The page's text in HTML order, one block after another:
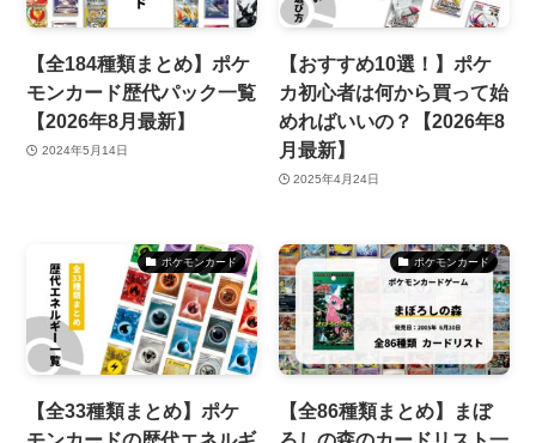
【全184種類まとめ】ポケ
モンカード歴代パック一覧
【2026年8月最新】
2024年5月14日
【おすすめ10選！】ポケ
カ初心者は何から買って始
めればいいの？【2026年8
月最新】
2025年4月24日
ポケモンカード
【全33種類まとめ】ポケ
ポケモンカード
【全86種類まとめ】まぼ